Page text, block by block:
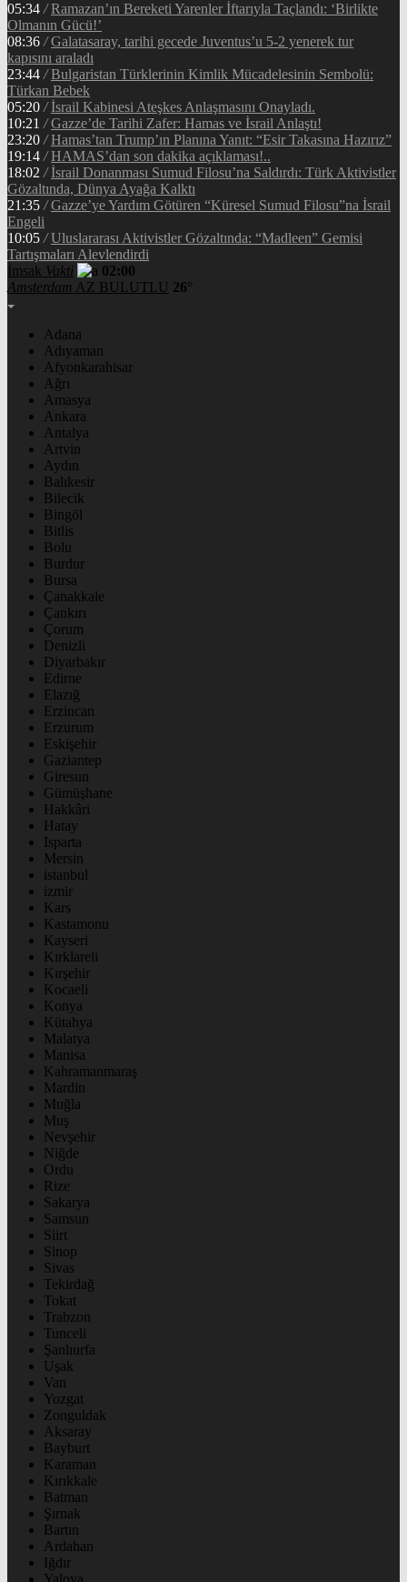
05:34 / Ramazan’ın Bereketi Yarenler İftarıyla Taçlandı: ‘Birlikte
Olmanın Gücü!’
08:36 / Galatasaray, tarihi gecede Juventus’u 5-2 yenerek tur
kapısını araladı
23:44 / Bulgaristan Türklerinin Kimlik Mücadelesinin Sembolü:
Türkan Bebek
05:20 / İsrail Kabinesi Ateşkes Anlaşmasını Onayladı.
10:21 / Gazze’de Tarihi Zafer: Hamas ve İsrail Anlaştı!
23:20 / Hamas’tan Trump’ın Planına Yanıt: “Esir Takasına Hazırız”
19:14 / HAMAS’dan son dakika açıklaması!..
18:02 / İsrail Donanması Sumud Filosu’na Saldırdı: Türk Aktivistler
Gözaltında, Dünya Ayağa Kalktı
21:35 / Gazze’ye Yardım Götüren “Küresel Sumud Filosu”na İsrail
Engeli
10:05 / Uluslararası Aktivistler Gözaltında: “Madleen” Gemisi
Tartışmaları Alevlendirdi
İmsak Vakti
02:00
Amsterdam AZ BULUTLU 26°
Adana
Adıyaman
Afyonkarahisar
Ağrı
Amasya
Ankara
Antalya
Artvin
Aydın
Balıkesir
Bilecik
Bingöl
Bitlis
Bolu
Burdur
Bursa
Çanakkale
Çankırı
Çorum
Denizli
Diyarbakır
Edirne
Elazığ
Erzincan
Erzurum
Eskişehir
Gaziantep
Giresun
Gümüşhane
Hakkâri
Hatay
Isparta
Mersin
istanbul
izmir
Kars
Kastamonu
Kayseri
Kırklareli
Kırşehir
Kocaeli
Konya
Kütahya
Malatya
Manisa
Kahramanmaraş
Mardin
Muğla
Muş
Nevşehir
Niğde
Ordu
Rize
Sakarya
Samsun
Siirt
Sinop
Sivas
Tekirdağ
Tokat
Trabzon
Tunceli
Şanlıurfa
Uşak
Van
Yozgat
Zonguldak
Aksaray
Bayburt
Karaman
Kırıkkale
Batman
Şırnak
Bartın
Ardahan
Iğdır
Yalova